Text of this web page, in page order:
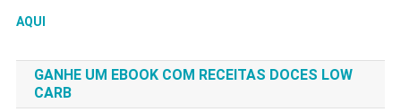
AQUI
GANHE UM EBOOK COM RECEITAS DOCES LOW
CARB